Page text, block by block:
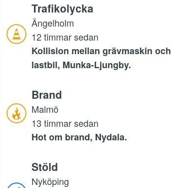
Trafikolycka
Ängelholm
12 timmar sedan
Kollision mellan grävmaskin och
lastbil, Munka-Ljungby.
Brand
Malmö
13 timmar sedan
Hot om brand, Nydala.
Stöld
Nyköping